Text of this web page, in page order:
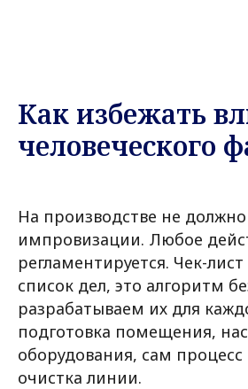
Как избежать
человеческого
На производстве не
импровизации. Любое
регламентируется. Чек-
список дел, это алгоритм
разрабатываем их для
подготовка помещения,
оборудования, сам процесс
очистка линии.